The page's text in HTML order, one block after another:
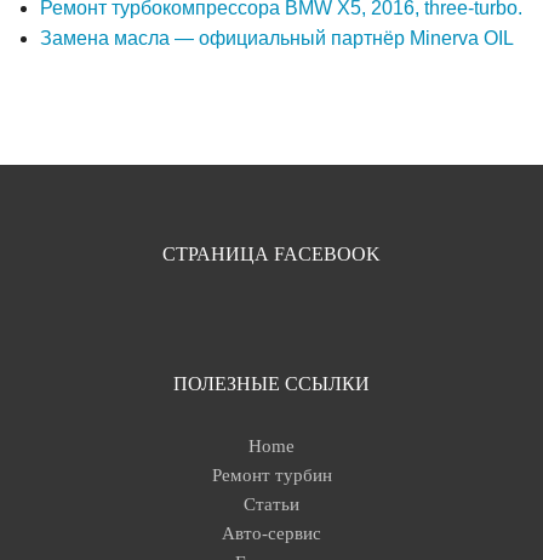
Ремонт турбокомпрессора BMW X5, 2016, three-turbo.
Замена масла — официальный партнёр Minerva OIL
СТРАНИЦА FACEBOOK
ПОЛЕЗНЫЕ ССЫЛКИ
Home
Ремонт турбин
Статьи
Авто-сервис